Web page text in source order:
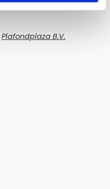
Plafondplaza B.V.